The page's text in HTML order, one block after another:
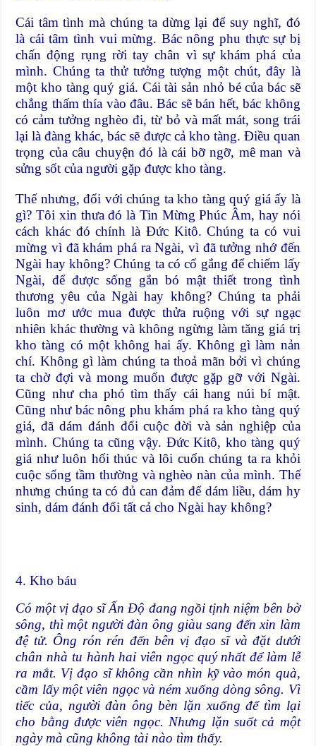
Cái tâm tình mà chúng ta dừng lại để suy nghĩ, đó
là cái tâm tình vui mừng. Bác nông phu thực sự bị
chấn động rụng rời tay chân vì sự khám phá của
mình. Chúng ta thử tưởng tượng một chút, đây là
một kho tàng quý giá. Cái tài sản nhỏ bé của bác sẽ
chẳng thấm thía vào đâu. Bác sẽ bán hết, bác không
có cảm tưởng nghèo đi, từ bỏ và mất mát, song trái
lại là đàng khác, bác sẽ được cả kho tàng. Điều quan
trọng của câu chuyện đó là cái bỡ ngỡ, mê man và
sửng sốt của người gặp được kho tàng.
Thế nhưng, đối với chúng ta kho tàng quý giá ấy là
gì? Tôi xin thưa đó là Tin Mừng Phúc Âm, hay nói
cách khác đó chính là Đức Kitô. Chúng ta có vui
mừng vì đã khám phá ra Ngài, vì đã tưởng nhớ đến
Ngài hay không? Chúng ta có cố gắng để chiếm lấy
Ngài, để được sống gắn bó mật thiết trong tình
thương yêu của Ngài hay không? Chúng ta phải
luôn mơ ước mua được thửa ruộng với sự ngạc
nhiên khác thường và không ngừng làm tăng giá trị
kho tàng có một không hai ấy. Không gì làm nản
chí. Không gì làm chúng ta thoả mãn bởi vì chúng
ta chờ đợi và mong muốn được gặp gỡ với Ngài.
Cũng như cha phó tìm thấy cái hang núi bí mật.
Cũng như bác nông phu khám phá ra kho tàng quý
giá, đã dám đánh đổi cuộc đời và sản nghiệp của
mình. Chúng ta cũng vậy. Đức Kitô, kho tàng quý
giá như luôn hối thúc và lôi cuốn chúng ta ra khỏi
cuộc sống tầm thường và nghèo nàn của mình. Thế
nhưng chúng ta có đủ can đảm để dám liều, dám hy
sinh, dám đánh đổi tất cả cho Ngài hay không?
4. Kho báu
Có một vị đạo sĩ Ấn Độ đang ngồi tịnh niệm bên bờ
sông, thì một người đàn ông giàu sang đến xin làm
đệ tử. Ông rón rén đến bên vị đạo sĩ và đặt dưới
chân nhà tu hành hai viên ngọc quý nhất để làm lễ
ra mắt. Vị đạo sĩ không cần nhìn kỹ vào món quà,
cầm lấy một viên ngọc và ném xuống dòng sông. Vì
tiếc của, người đàn ông bèn lặn xuống để tìm lại
cho bằng được viên ngọc. Nhưng lặn suốt cả một
ngày mà cũng không tài nào tìm thấy.